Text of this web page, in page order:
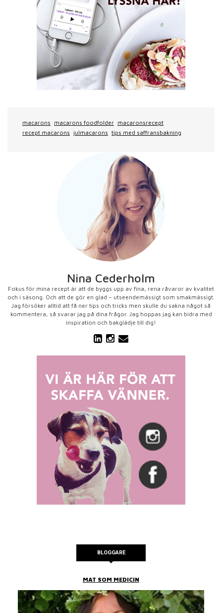
macarons macarons foodfolder macaronsrecept
recept macarons julmacarons tips med saffransbakning
Nina Cederholm
Fokus för mina recept är att de byggs upp av fina, rena råvaror av kvalitet
och i säsong. Och att de gör en glad – utseendemässigt som smakmässigt.
Jag försöker alltid att få ner tips och tricks men skulle du sakna något så
kommentera, så svarar jag på dina frågor. Jag hoppas jag kan bidra med
inspiration och bakglädje till dig!
BLOGGARE
MAT SOM MEDICIN